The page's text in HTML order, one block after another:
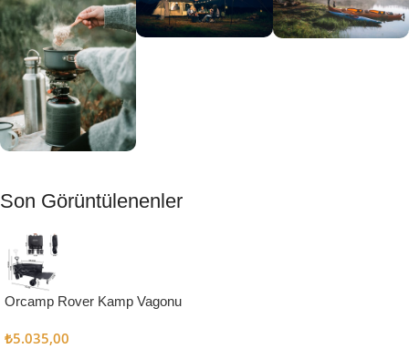
Muftağı
Kampçı
Şefler İçin
Keşfet
Son Görüntülenenler
Orcamp Rover Kamp Vagonu
₺5.035,00